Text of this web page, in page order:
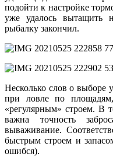
подойти к настройке
уже удалось вытащить
рыбалку закончил.
Несколько слов о выборе
при ловле по
«регулярным» строем. В
важна точность
вываживание.
быстрым строем и
ошибся).